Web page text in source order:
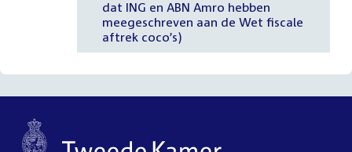
dat ING en ABN Amro hebben
meegeschreven aan de Wet fiscale
aftrek coco’s)